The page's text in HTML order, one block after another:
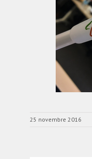
25 novembre 2016